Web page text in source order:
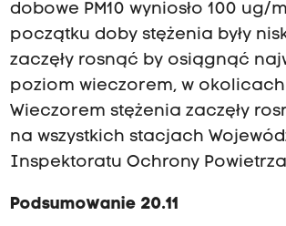
dobowe PM10 wyniosło 100 ug/
początku doby stężenia były
zaczęły rosnąć by osiągnąć
poziom wieczorem, w okolicach
Wieczorem stężenia zaczęły
na wszystkich stacjach
Inspektoratu Ochrony
Podsumowanie 20.11